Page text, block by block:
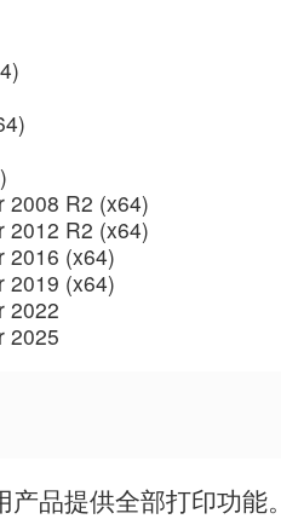
2008 R2 (x64)
2012 R2 (x64)
2016 (x64)
2019 (x64)
2022
2025
产品提供全部打印功能